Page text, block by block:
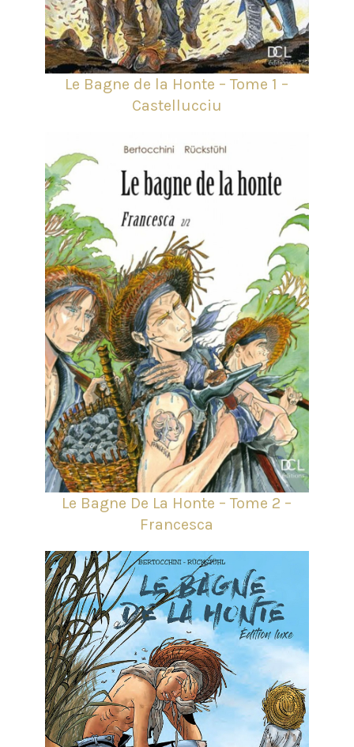
Le Bagne de la Honte – Tome 1 –
Castellucciu
Le Bagne De La Honte – Tome 2 –
Francesca